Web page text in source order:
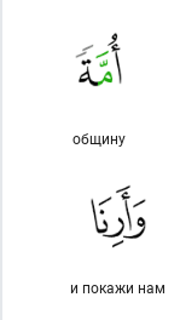
общину
и покажи нам